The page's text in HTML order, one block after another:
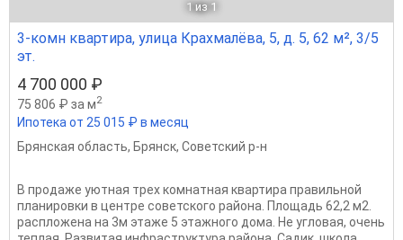
1 из 1
3-комн квартира, улица Крахмалёва, 5, д. 5, 62 м², 3/5
эт.
4 700 000 ₽
75 806 ₽ за м2
Ипотека от 25 015 ₽ в месяц
Брянская область, Брянск, Советский р-н
В продаже уютная трех комнатная квартира правильной
планировки в центре советского района. Площадь 62,2 м2.
распложена на 3м этаже 5 этажного дома. Не угловая, очень